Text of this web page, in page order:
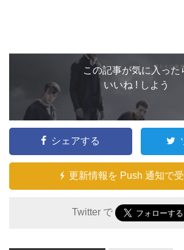
この記事が気に入った
いいね ! しよう
シェアする
更新情報を Push 通知で
Twitter で